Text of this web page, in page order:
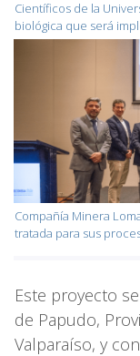
Científicos de la
biológica que será
Compañía Minera
tratada para sus
Este proyecto
de Papudo,
Valparaíso, y